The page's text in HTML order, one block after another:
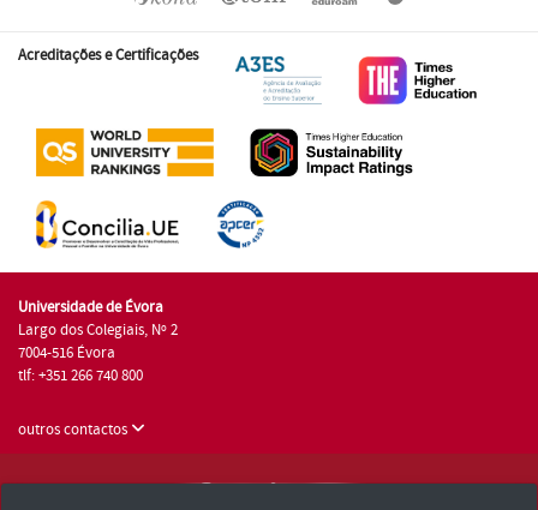
Acreditações e Certificações
Universidade de Évora
Largo dos Colegiais, Nº 2
7004-516 Évora
tlf: +351 266 740 800
outros contactos